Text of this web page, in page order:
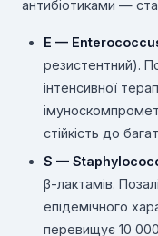
антибіотиками —
E —
резистентний).
інтенсивної
стійкість до
S —
β-лактамів.
епідемічного
перевищує 10